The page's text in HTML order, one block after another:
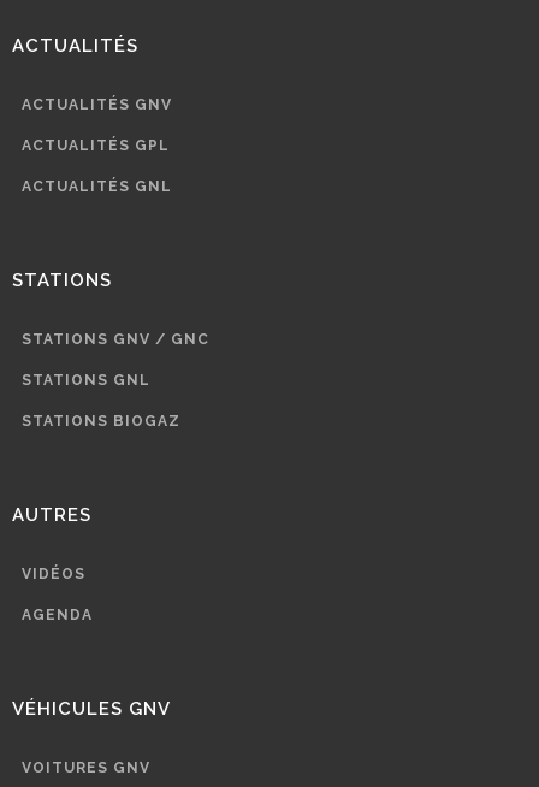
ACTUALITÉS
ACTUALITÉS GNV
ACTUALITÉS GPL
ACTUALITÉS GNL
STATIONS
STATIONS GNV / GNC
STATIONS GNL
STATIONS BIOGAZ
AUTRES
VIDÉOS
AGENDA
VÉHICULES GNV
VOITURES GNV